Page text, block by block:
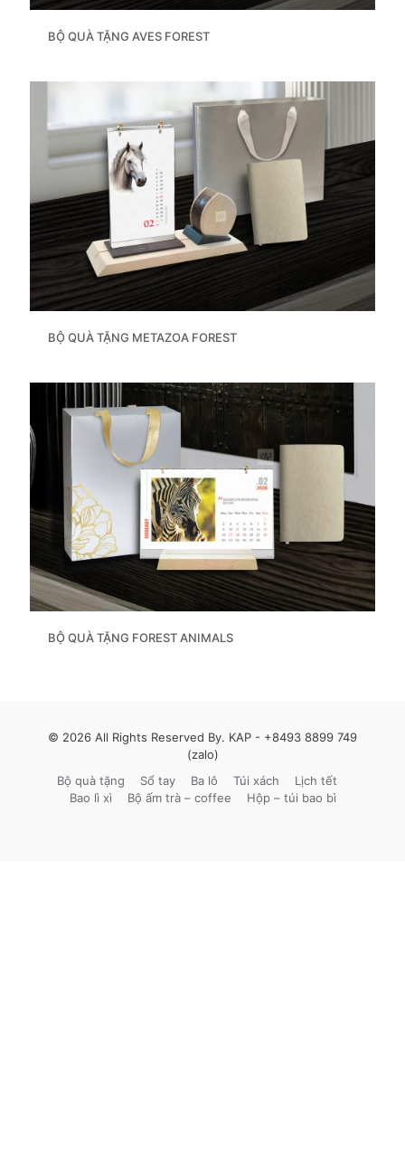
BỘ QUÀ TẶNG AVES FOREST
BỘ QUÀ TẶNG METAZOA FOREST
BỘ QUÀ TẶNG FOREST ANIMALS
© 2026 All Rights Reserved By. KAP - +8493 8899 749
(zalo)
Bộ quà tặng
Sổ tay Ba lô Túi xách
Lịch tết
Bao lì xì
Bộ ấm trà – coffee Hộp – túi bao bì